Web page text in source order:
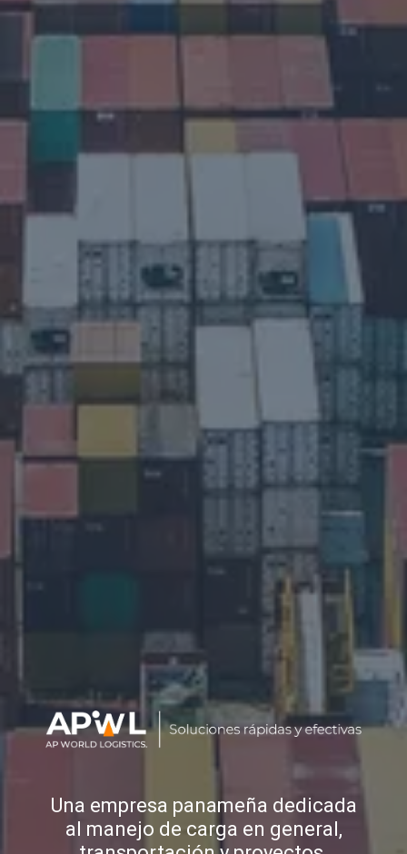
Una empresa panameña dedicada
al manejo de carga en general,